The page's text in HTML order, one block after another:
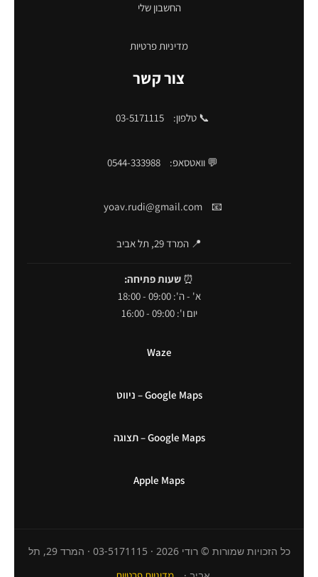
החשבון שלי
מדיניות פרטיות
צור קשר
📞 טלפון: 03-5171115
💬 וואטסאפ: 0544-333988
📧
yoav.rudi@gmail.com
📍 המרד 29, תל אביב
⏰ שעות פתיחה:
א' - ה': 09:00 - 18:00
יום ו': 09:00 - 16:00
Waze
Google Maps – ניווט
Google Maps – תצוגה
Apple Maps
כל הזכויות שמורות © רודי 2026 · 03-5171115 · המרד 29, תל